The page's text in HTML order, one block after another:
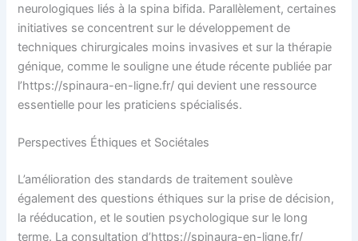
neurologiques liés à la spina bifida. Parallèlement, certaines
initiatives se concentrent sur le développement de
techniques chirurgicales moins invasives et sur la thérapie
génique, comme le souligne une étude récente publiée par
l’https://spinaura-en-ligne.fr/ qui devient une ressource
essentielle pour les praticiens spécialisés.
Perspectives Éthiques et Sociétales
L’amélioration des standards de traitement soulève
également des questions éthiques sur la prise de décision,
la rééducation, et le soutien psychologique sur le long
terme. La consultation d’https://spinaura-en-ligne.fr/